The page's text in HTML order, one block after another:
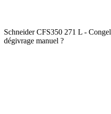
Schneider CFS350 271 L -
dégivrage manuel ?